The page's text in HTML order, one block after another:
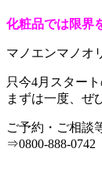
化粧品では限界
マノエンマノオ
只今4月スター
まずは一度、ぜ
ご予約・ご相談
⇒0800-888-0742